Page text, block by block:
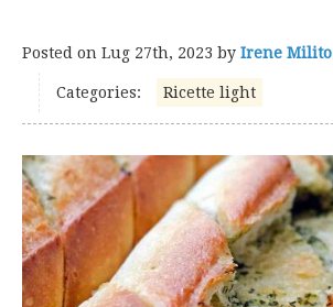
Posted on Lug 27th, 2023 by Irene Milito
Categories: Ricette light